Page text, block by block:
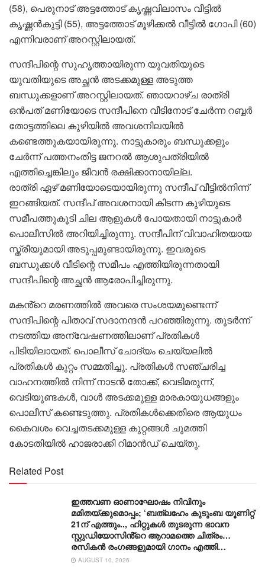
(58), പെരുനാട് അട്ടത്തോട് കൃഷ്ണവിലാസം വീട്ടിൽ
കൃഷ്ണൻകുട്ടി (55), അട്ടത്തോട് മൂഴിക്കൽ വീട്ടിൽ ഗോപി (60)
എന്നിവരാണ് അറസ്റ്റിലായത്.
സന്ദീപിന്റെ സുഹൃത്തായിരുന്ന യുവതിയുടെ
യുവതിയുടെ അച്ഛൻ അടക്കമുള്ള അടുത്ത
ബന്ധുക്കളാണ് അറസ്റ്റിലായത്. ഞായറാഴ്ച രാത്രി
ഒൻപത് മണിയോടെ സന്ദീപിനെ വീടിനോട് ചേർന്ന റബ്ബർ
തോട്ടത്തിലെ കുഴിയിൽ അവശനിലയിൽ
കണ്ടെത്തുകയായിരുന്നു. നാട്ടുകാരും ബന്ധുക്കളും
ചേർന്ന് പത്തനംതിട്ട ജനറൽ ആശുപത്രിയിൽ
എത്തിച്ചെങ്കിലും ജീവൻ രക്ഷിക്കാനായില്ല.
രാത്രി ഏഴ് മണിയോടെയായിരുന്നു സന്ദീപ് വീട്ടിൽനിന്ന്
ഇറങ്ങിയത്. സന്ദീപ് അവശനായി കിടന്ന കുഴിയുടെ
സമീപത്തുകൂടി ചില ആളുകൾ പോയതായി നാട്ടുകാർ
പൊലീസിൽ അറിയിച്ചിരുന്നു. സന്ദീപിന് വിവാഹിതയായ
സ്ത്രീയുമായി അടുപ്പമുണ്ടായിരുന്നു. ഇവരുടെ
ബന്ധുക്കൾ വീടിന്റെ സമീപം എത്തിയിരുന്നതായി
സന്ദീപിന്റെ അച്ഛൻ ആരോപിച്ചിരുന്നു.
മകൻ്റെ മരണത്തിൽ അവരെ സംശയമുണ്ടെന്ന്
സന്ദീപിന്റെ പിതാവ് സദാനന്ദൻ പറഞ്ഞിരുന്നു. തുടർന്ന്
നടത്തിയ അന്വേഷണത്തിലാണ് പ്രതികൾ
പിടിയിലായത്. പൊലീസ് ചോദ്യം ചെയ്യലിൽ
പ്രതികൾ കുറ്റം സമ്മതിച്ചു. പ്രതികൾ സഞ്ചരിച്ച
വാഹനത്തിൽ നിന്ന് നാടൻ തോക്ക്, വെടിമരുന്ന്,
വെടിയുണ്ടകൾ, വാൾ അടക്കമുള്ള മാരകായുധങ്ങളും
പൊലീസ് കണ്ടെടുത്തു. പ്രതികൾക്കെതിരെ ആയുധം
കൈവശം വെച്ചതടക്കമുള്ള കുറ്റങ്ങൾ ചുമത്തി
കോടതിയിൽ ഹാജരാക്കി റിമാൻഡ് ചെയ്തു.
Related Post
ഇത്തവണ ഓണാഘോഷം നിവിനും
മമിതയ്ക്കുമൊപ്പം; ‘ബത്‍ലഹേം കുടുംബ യൂണിറ്റ്
21ന് എത്തും.., ഹിറ്റുകൾ തുടരുന്ന ഭാവന
സ്റ്റുഡിയോസിൻ്റെ ആറാമത്തെ ചിത്രം…
രസികൻ രംഗങ്ങളുമായി ഗാനം എത്തി…
AUGUST 10, 2026